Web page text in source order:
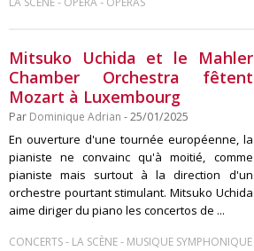
Mitsuko Uchida et le Mahler
Chamber Orchestra fêtent
Mozart à Luxembourg
Par Dominique Adrian - 25/01/2025
En ouverture d'une tournée européenne, la
pianiste ne convainc qu'à moitié, comme
pianiste mais surtout à la direction d'un
orchestre pourtant stimulant. Mitsuko Uchida
aime diriger du piano les concertos de ...
CONCERTS- LA SCÈNE- MUSIQUE SYMPHONIQUE